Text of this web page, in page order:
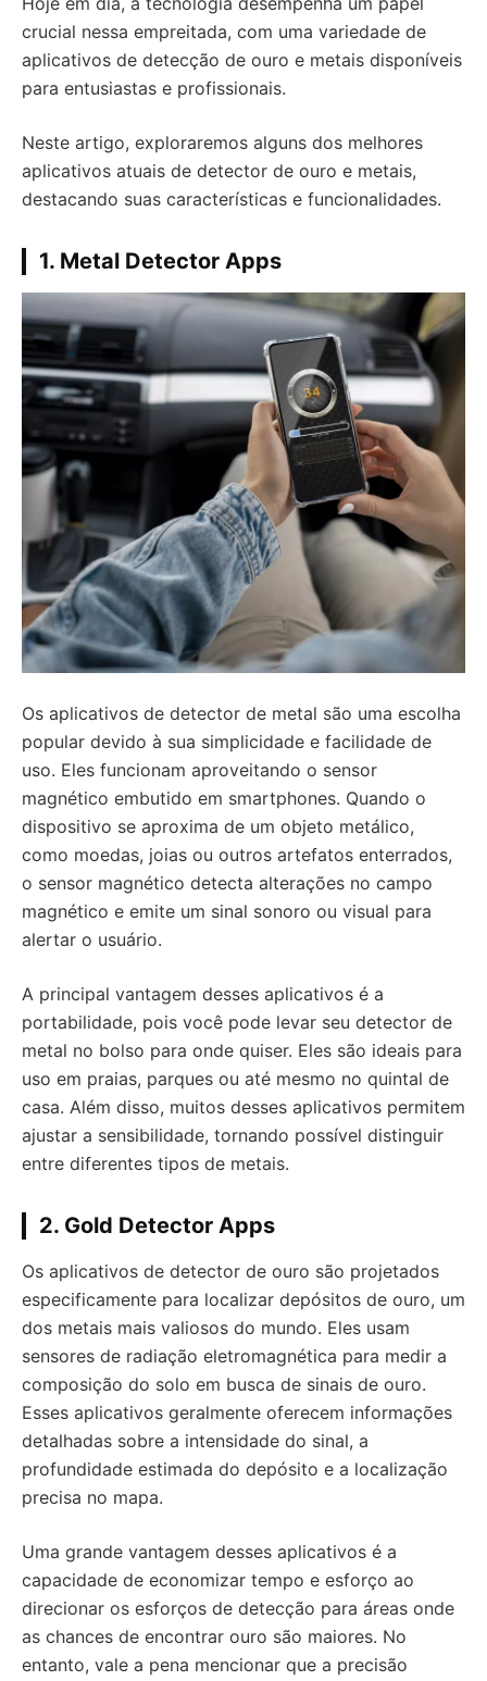
crucial nessa empreitada, com uma variedade de
aplicativos de detecção de ouro e metais disponíveis
para entusiastas e profissionais.
Neste artigo, exploraremos alguns dos melhores
aplicativos atuais de detector de ouro e metais,
destacando suas características e funcionalidades.
1. Metal Detector Apps
Os aplicativos de detector de metal são uma escolha
popular devido à sua simplicidade e facilidade de
uso. Eles funcionam aproveitando o sensor
magnético embutido em smartphones. Quando o
dispositivo se aproxima de um objeto metálico,
como moedas, joias ou outros artefatos enterrados,
o sensor magnético detecta alterações no campo
magnético e emite um sinal sonoro ou visual para
alertar o usuário.
A principal vantagem desses aplicativos é a
portabilidade, pois você pode levar seu detector de
metal no bolso para onde quiser. Eles são ideais para
uso em praias, parques ou até mesmo no quintal de
casa. Além disso, muitos desses aplicativos permitem
ajustar a sensibilidade, tornando possível distinguir
entre diferentes tipos de metais.
2. Gold Detector Apps
Os aplicativos de detector de ouro são projetados
especificamente para localizar depósitos de ouro, um
dos metais mais valiosos do mundo. Eles usam
sensores de radiação eletromagnética para medir a
composição do solo em busca de sinais de ouro.
Esses aplicativos geralmente oferecem informações
detalhadas sobre a intensidade do sinal, a
profundidade estimada do depósito e a localização
precisa no mapa.
Uma grande vantagem desses aplicativos é a
capacidade de economizar tempo e esforço ao
direcionar os esforços de detecção para áreas onde
as chances de encontrar ouro são maiores. No
entanto, vale a pena mencionar que a precisão